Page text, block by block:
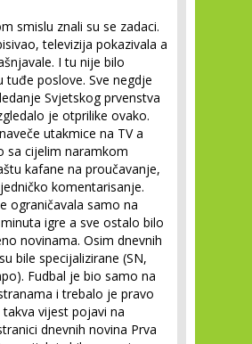
smislu znali su se zadaci.
televizija pokazivala a
I tu nije bilo
tuđe poslove. Sve negdje
Svjetskog prvenstva
je otprilike ovako.
utakmice na TV a
sa cijelim naramkom
kafane na proučavanje,
komentarisanje.
ograničavala samo na
igre a sve ostalo bilo
novinama. Osim dnevnih
bile specijalizirane (SN,
Fudbal je bio samo na
i trebalo je pravo
vijest pojavi na
dnevnih novina Prva